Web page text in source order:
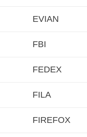
EVIAN
FBI
FEDEX
FILA
FIREFOX